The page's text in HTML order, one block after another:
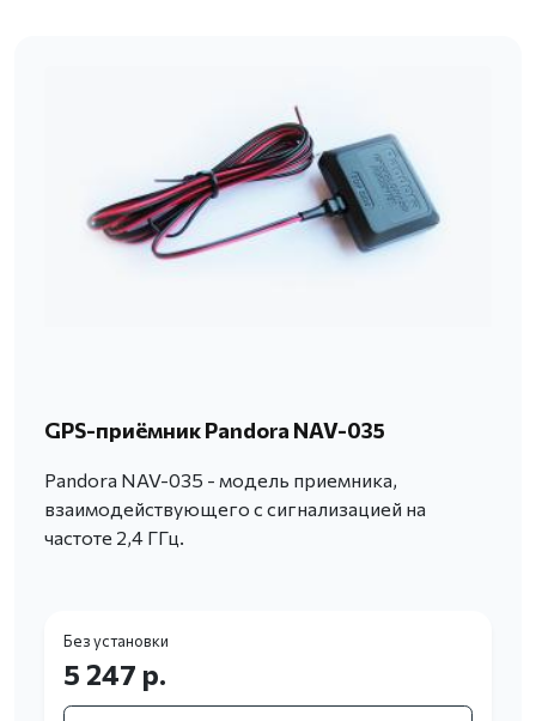
GPS-приёмник Pandora NAV-035
Pandora NAV-035 - модель приемника,
взаимодействующего с сигнализацией на
частоте 2,4 ГГц.
Без установки
5 247 р.